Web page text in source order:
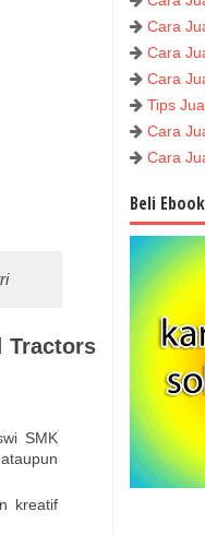
Tractors
SMK
kreatif
Cara
Cara
Cara
Tips
Cara
Cara
Beli